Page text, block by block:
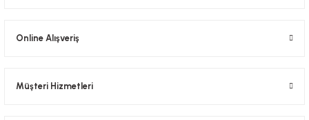
Online Alışveriş
Müşteri Hizmetleri